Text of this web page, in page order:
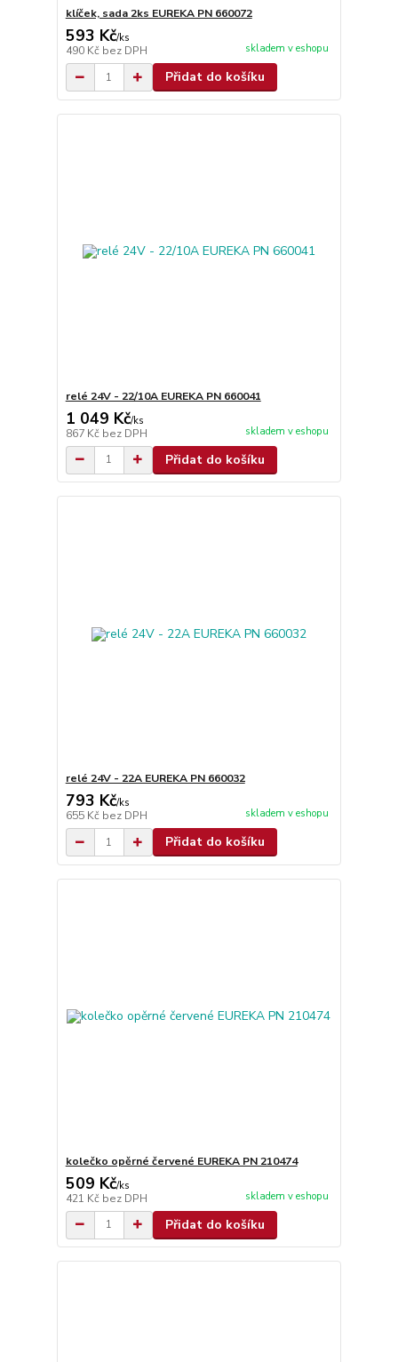
klíček, sada 2ks EUREKA PN 660072
593 Kč/ks
490 Kč bez DPH skladem v eshopu
Přidat do košíku
relé 24V - 22/10A EUREKA PN 660041
1 049 Kč/ks
867 Kč bez DPH skladem v eshopu
Přidat do košíku
relé 24V - 22A EUREKA PN 660032
793 Kč/ks
655 Kč bez DPH skladem v eshopu
Přidat do košíku
kolečko opěrné červené EUREKA PN 210474
509 Kč/ks
421 Kč bez DPH skladem v eshopu
Přidat do košíku